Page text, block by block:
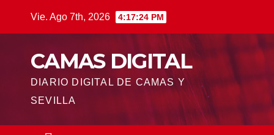
Vie. Ago 7th, 2026 4:17:24 PM
CAMAS DIGITAL
DIARIO DIGITAL DE CAMAS Y
SEVILLA